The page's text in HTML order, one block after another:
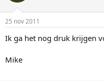
25 nov 2011
Ik ga het nog druk krijgen
Mike